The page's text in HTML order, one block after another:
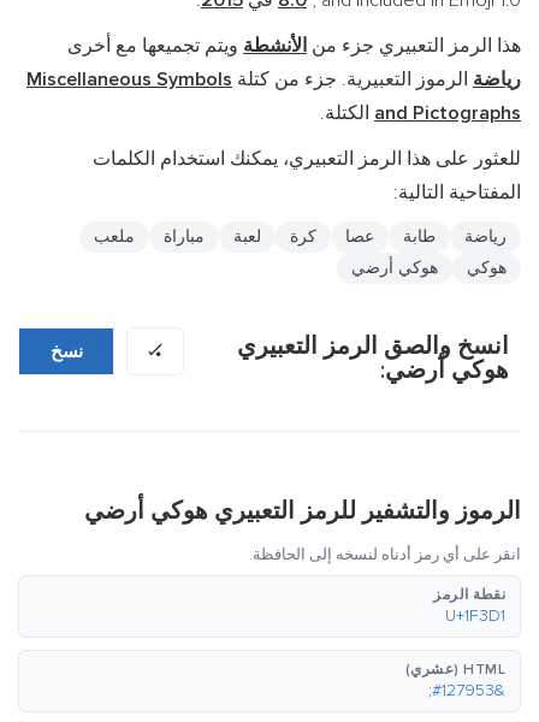
هذا الرمز التعبيري جزء من الأنشطة ويتم تجميعها مع أخرى
رياضة الرموز التعبيرية. جزء من كتلة Miscellaneous Symbols
and Pictographs الكتلة.
للعثور على هذا الرمز التعبيري، يمكنك استخدام الكلمات
المفتاحية التالية:
رياضة طابة عصا كرة لعبة مباراة
ملعب
هوكي
هوكي أرضي
انسخ والصق الرمز التعبيري
هوكي أرضي:
🏑 نسخ
الرموز والتشفير للرمز التعبيري هوكي أرضي
انقر على أي رمز أدناه لنسخه إلى الحافظة.
نقطة الرمز
U+1F3D1
HTML (عشري)
&#127953;